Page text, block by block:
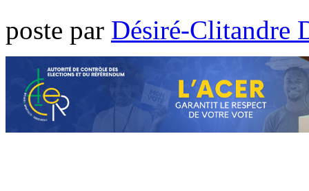
poste par Désiré-Clitandre